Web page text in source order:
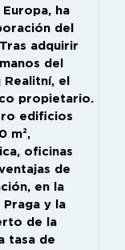
ha
del
adquirir
del
el
propietario.
edificios
m²,
oficinas
de
en la
y la
de la
tasa de